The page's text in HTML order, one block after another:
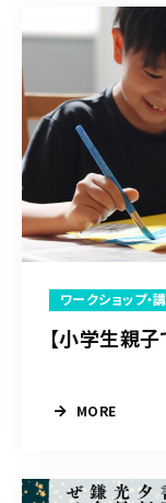
ワークショップ・
【小学生親
MORE